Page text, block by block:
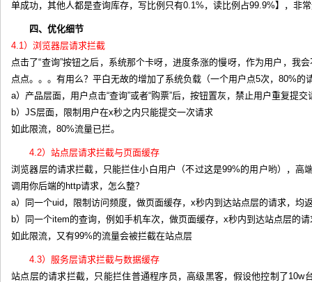
单成功，其他人都是查询库存，写比例只有0.1%，读比例占99.9%】，非
四、优化细节
4.1）浏览器层请求拦截
点击了“查询”按钮之后，系统那个卡呀，进度条涨的慢呀，作为用户，我
点点。。。有用么？平白无故的增加了系统负载（一个用户点5次，80%的
a）产品层面，用户点击“查询”或者“购票”后，按钮置灰，禁止用户重复提交
b）JS层面，限制用户在x秒之内只能提交一次请求
如此限流，80%流量已拦。
4.2）站点层请求拦截与页面缓存
浏览器层的请求拦截，只能拦住小白用户（不过这是99%的用户哟），高
调用你后端的http请求，怎么整？
a）同一个uid，限制访问频度，做页面缓存，x秒内到达站点层的请求，均
b）同一个item的查询，例如手机车次，做页面缓存，x秒内到达站点层的
如此限流，又有99%的流量会被拦截在站点层
4.3）服务层请求拦截与数据缓存
站点层的请求拦截，只能拦住普通程序员，高级黑客，假设他控制了10w